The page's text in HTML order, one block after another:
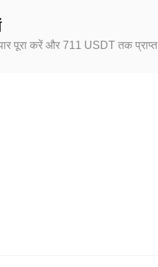
पूरा करें और 711 USDT तक